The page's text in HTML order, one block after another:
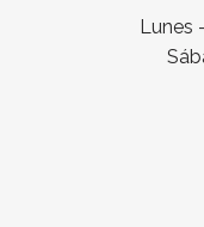
Lunes